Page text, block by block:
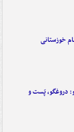
خوزستانی
دروغگو، پَست‌ و